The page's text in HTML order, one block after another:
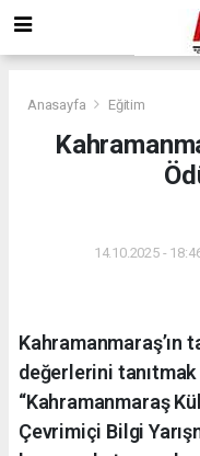
Anasayfa Eğitim
14.10.2025 -
değerlerini
“Kahramanmaraş
Çevrimiçi Bilgi